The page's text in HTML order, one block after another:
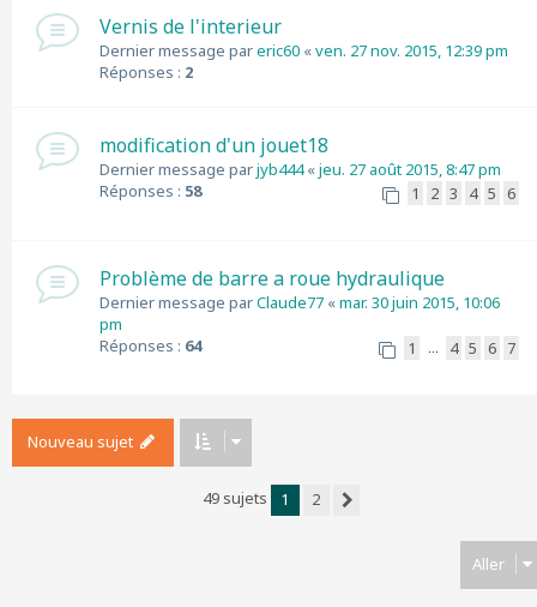
Vernis de l'interieur
Dernier message pareric60 «ven. 27 nov. 2015, 12:39 pm
Réponses : 2
modification d'un jouet18
Dernier message parjyb444«jeu. 27 août 2015, 8:47 pm
Réponses : 58 1 2 3 4 5 6
Problème de barre a roue hydraulique
Dernier message parClaude77 «mar. 30 juin 2015, 10:06
pm
Réponses : 64 1 … 4 5 6 7
Nouveau sujet
49 sujets 1
2
Aller